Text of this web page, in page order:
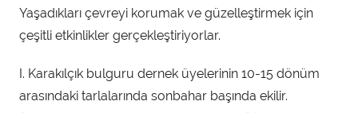
Yaşadıkları çevreyi korumak ve güzelleştirmek için
çeşitli etkinlikler gerçekleştiriyorlar.
I. Karakılçık bulguru dernek üyelerinin 10-15 dönüm
arasındaki tarlalarında sonbahar başında ekilir.